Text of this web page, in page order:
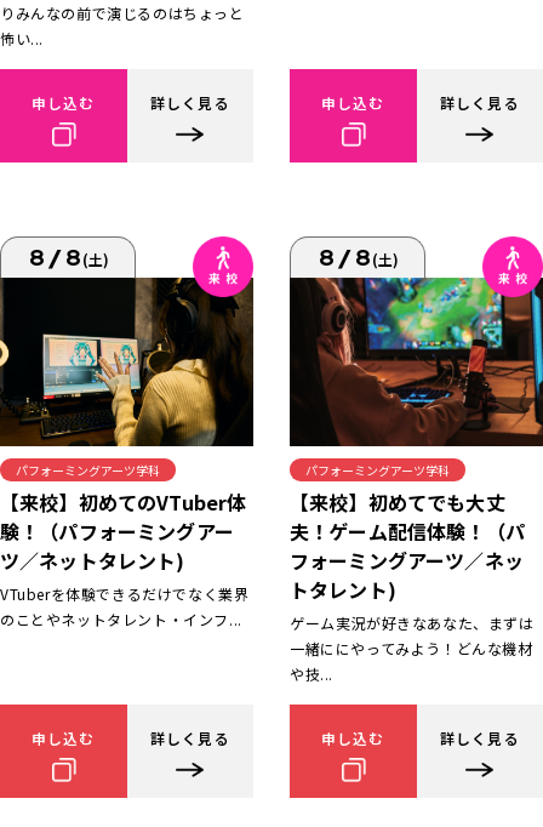
りみんなの前で演じるのはちょっと
怖い...
申し込む 詳しく見る 申し込む 詳しく見る
8/8(土)
パフォーミングアーツ学科
【来校】初めてのVTuber体
験！（パフォーミングアー
ツ／ネットタレント)
VTuberを体験できるだけでなく業界
のことやネットタレント・インフ...
申し込む 詳しく見る
8/8(土)
パフォーミングアーツ学科
【来校】初めてでも大丈
夫！ゲーム配信体験！（パ
フォーミングアーツ／ネッ
トタレント)
ゲーム実況が好きなあなた、まずは
一緒ににやってみよう！どんな機材
や技...
申し込む 詳しく見る